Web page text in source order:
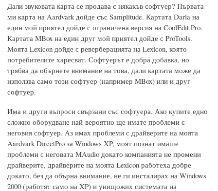
Дали звуковата карта се продава с някакъв софтуер? Първата
ми карта на Aardvark дойде със Samplitude. Картата Darla на
един мой приятел дойде с ограничена версия на CoolEdit Pro.
Картата MBox на един друг мой приятел дойде с ProTools.
Моята Lexicon дойде с реверберацията на Lexicon, която
потребителите харесват. Софтуерът е добра добавка, но
трябва да обърнете внимание на това, дали картата може да
използва само този софтуер (например MBox) или и друг
софтуер.
Има и други въпроси свързани със софтуера. Ако купите едно
сложно оборудване най-вероятно ще имате проблеми с
неговия софтуер. Аз имах проблеми с драйверите на моята
Aardvark DirectPro за Windows XP, моят познат имаше
проблеми с неговата MAudio докато компанията не промени
драйверите, драйверите на моята Lexicon работеха добре
докато, без да обърна внимание, не ги инсталирах на Windows
2000 (работят само на XP) и унищожих системата на